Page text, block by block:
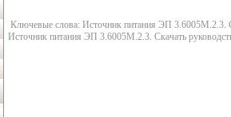
Ключевые слова: Источник питания ЭП 3.6005M.2.3.
Источник питания ЭП 3.6005M.2.3. Скачать